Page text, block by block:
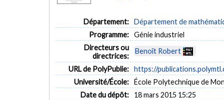
Département: Département de
Programme: Génie industriel
Directeurs ou
directrices:
Benoît Robert
URL de PolyPublie: https://
Université/École: École Polytechnique de
Date du dépôt:
18 mars 2015 15:25